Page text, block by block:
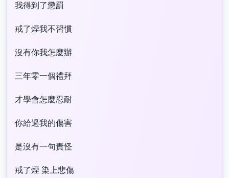
我得到了懲罰
戒了煙我不習慣
沒有你我怎麼辦
三年零一個禮拜
才學會怎麼忍耐
你給過我的傷害
是沒有一句責怪
戒了煙 染上悲傷